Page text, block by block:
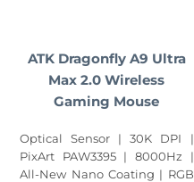
ATK Dragonfly A9 Ultra
Max 2.0 Wireless
Gaming Mouse
Optical Sensor | 30K DPI |
PixArt PAW3395 | 8000Hz |
All-New Nano Coating | RGB